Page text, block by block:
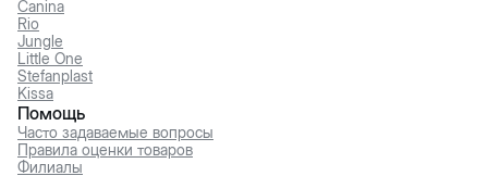
Canina
Rio
Jungle
Little One
Stefanplast
Kissa
Помощь
Часто задаваемые вопросы
Правила оценки товаров
Филиалы